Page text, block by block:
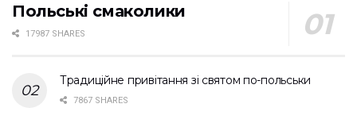
Польські смаколики
17987 SHARES
Традиційне привітання зі святом по-польськи
7867 SHARES